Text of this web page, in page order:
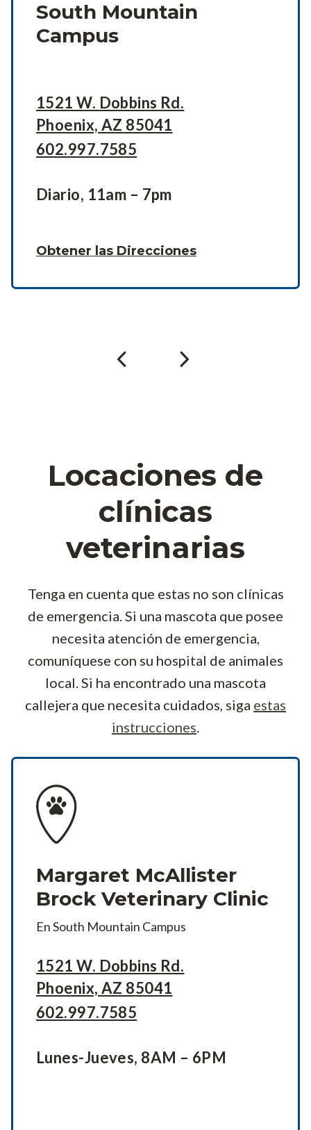
South Mountain
Campus
1521 W. Dobbins Rd.
Phoenix, AZ 85041
602.997.7585
Diario, 11am – 7pm
Obtener las Direcciones
Locaciones de
clínicas
veterinarias
Tenga en cuenta que estas no son clínicas
de emergencia. Si una mascota que posee
necesita atención de emergencia,
comuníquese con su hospital de animales
local. Si ha encontrado una mascota
callejera que necesita cuidados, siga estas
instrucciones.
Margaret McAllister
Brock Veterinary Clinic
En South Mountain Campus
1521 W. Dobbins Rd.
Phoenix, AZ 85041
602.997.7585
Lunes-Jueves, 8AM – 6PM